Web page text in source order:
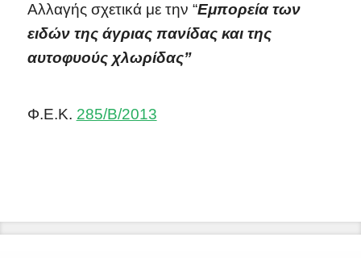
Αλλαγής σχετικά με την “Εμπορεία των
ειδών της άγριας πανίδας και της
αυτοφυούς χλωρίδας”
Φ.Ε.Κ. 285/Β/2013